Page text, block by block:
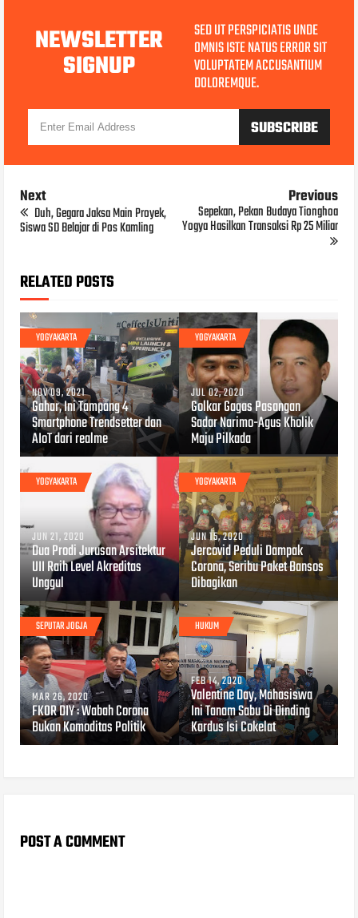
NEWSLETTER
SIGNUP
SED UT PERSPICIATIS UNDE
OMNIS ISTE NATUS ERROR SIT
VOLUPTATEM ACCUSANTIUM
DOLOREMQUE.
Next
Duh, Gegara Jaksa Main Proyek,
Siswa SD Belajar di Pos Kamling
Previous
Sepekan, Pekan Budaya Tionghoa
Yogya Hasilkan Transaksi Rp 25 Miliar
RELATED POSTS
YOGYAKARTA
NOV 09, 2021
Gahar, Ini Tampang 4
Smartphone Trendsetter dan
AIoT dari realme
YOGYAKARTA
JUL 02, 2020
Golkar Gagas Pasangan
Sadar Narimo-Agus Kholik
Maju Pilkada
YOGYAKARTA
JUN 21, 2020
Dua Prodi Jurusan Arsitektur
UII Raih Level Akreditas
Unggul
YOGYAKARTA
JUN 15, 2020
Jercovid Peduli Dampak
Corona, Seribu Paket Bansos
Dibagikan
SEPUTAR JOGJA
MAR 26, 2020
FKOR DIY : Wabah Corona
Bukan Komoditas Politik
HUKUM
FEB 14, 2020
Valentine Day, Mahasiswa
Ini Tanam Sabu Di Dinding
Kardus Isi Cokelat
POST A COMMENT